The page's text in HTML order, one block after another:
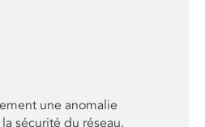
une anomalie
sécurité du réseau.